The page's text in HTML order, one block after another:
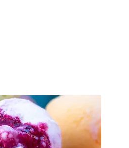
OUTDOOR